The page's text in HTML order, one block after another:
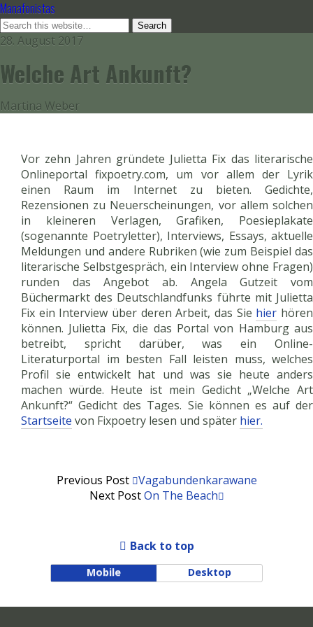
Manafonistas
28. August 2017
Welche Art Ankunft?
Martina Weber
Vor zehn Jahren gründete Julietta Fix das literarische
Onlineportal fixpoetry.com, um vor allem der Lyrik
einen Raum im Internet zu bieten. Gedichte,
Rezensionen zu Neuerscheinungen, vor allem solchen
in kleineren Verlagen, Grafiken, Poesieplakate
(sogenannte Poetryletter), Interviews, Essays, aktuelle
Meldungen und andere Rubriken (wie zum Beispiel das
literarische Selbstgespräch, ein Interview ohne Fragen)
runden das Angebot ab. Angela Gutzeit vom
Büchermarkt des Deutschlandfunks führte mit Julietta
Fix ein Interview über deren Arbeit, das Sie hier hören
können. Julietta Fix, die das Portal von Hamburg aus
betreibt, spricht darüber, was ein Online-
Literaturportal im besten Fall leisten muss, welches
Profil sie entwickelt hat und was sie heute anders
machen würde. Heute ist mein Gedicht „Welche Art
Ankunft?“ Gedicht des Tages. Sie können es auf der
Startseite von Fixpoetry lesen und später hier.
Previous Post Vagabundenkarawane
Next PostOn The Beach
Back to top
Mobile Desktop